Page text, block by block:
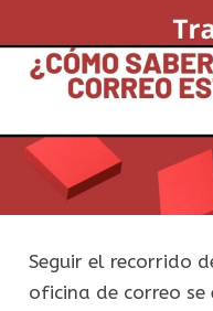
Seguir el recorrido
oficina de correo se